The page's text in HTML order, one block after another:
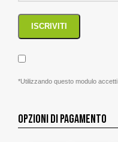
*Utilizzando questo modulo
OPZIONI DI PAGAMENTO